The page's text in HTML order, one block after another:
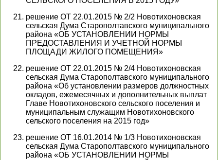
решение ОТ 22.01.2015 № 2/2 Новотихоновская
сельская Дума Старополтавского муниципального
района «ОБ УСТАНОВЛЕНИИ НОРМЫ
ПРЕДОСТАВЛЕНИЯ И УЧЕТНОЙ НОРМЫ
ПЛОЩАДИ ЖИЛОГО ПОМЕЩЕНИЯ»
решение ОТ 22.01.2015 № 2/4 Новотихоновская
сельская Дума Старополтавского муниципального
района «Об установлении размеров должностных
окладов, ежемесячных и дополнительных выплат
Главе Новотихоновского сельского поселения и
муниципальным служащим Новотихоновского
сельского поселения на 2015 год»
решение ОТ 16.01.2014 № 1/3 Новотихоновская
сельская Дума Старополтавского муниципального
района «ОБ УСТАНОВЛЕНИИ НОРМЫ